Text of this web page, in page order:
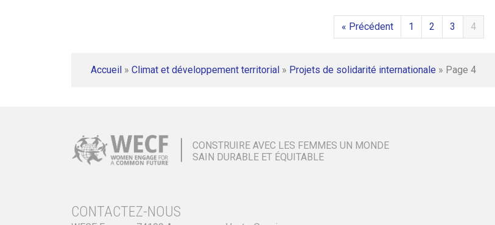
« Précédent 1 2 3 4
Accueil » Climat et développement territorial » Projets de solidarité internationale » Page 4
CONSTRUIRE AVEC LES FEMMES UN MONDE
SAIN DURABLE ET ÉQUITABLE
CONTACTEZ-NOUS